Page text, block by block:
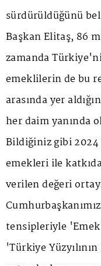
sürdürüldüğünü
Başkan Elitaş, 86
zamanda
emeklilerin de bu
arasında yer
her daim yanında
Bildiğiniz gibi 2024
emekleri ile
verilen değeri
tensipleriyle
'Türkiye